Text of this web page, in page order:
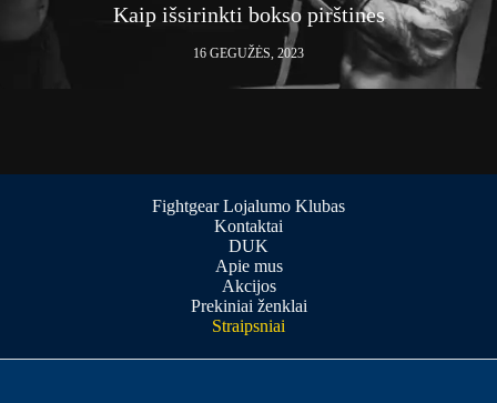
Kaip išsirinkti bokso pirštines
16 GEGUŽĖS, 2023
Fightgear Lojalumo Klubas
Kontaktai
DUK
Apie mus
Akcijos
Prekiniai ženklai
Straipsniai